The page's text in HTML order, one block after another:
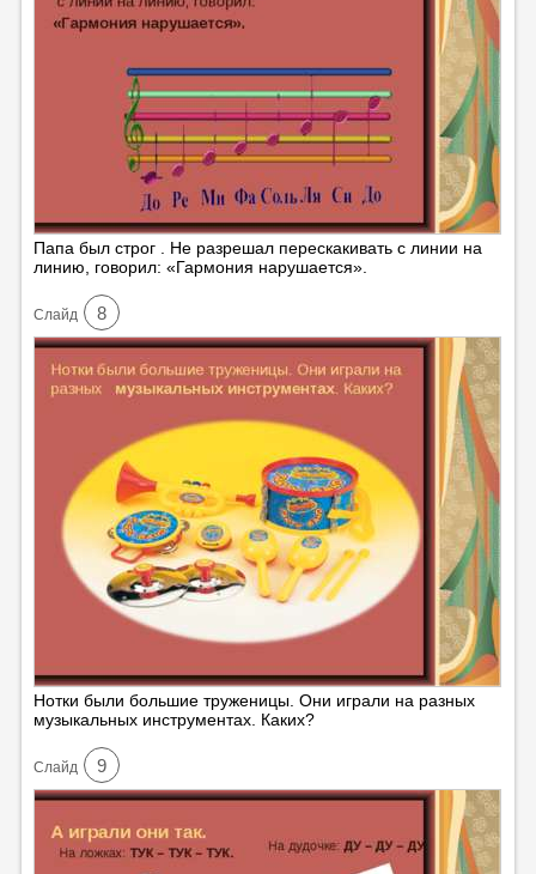
Папа был строг . Не разрешал перескакивать с линии на
линию, говорил: «Гармония нарушается».
Cлайд 8
Нотки были большие труженицы. Они играли на разных
музыкальных инструментах. Каких?
Cлайд 9